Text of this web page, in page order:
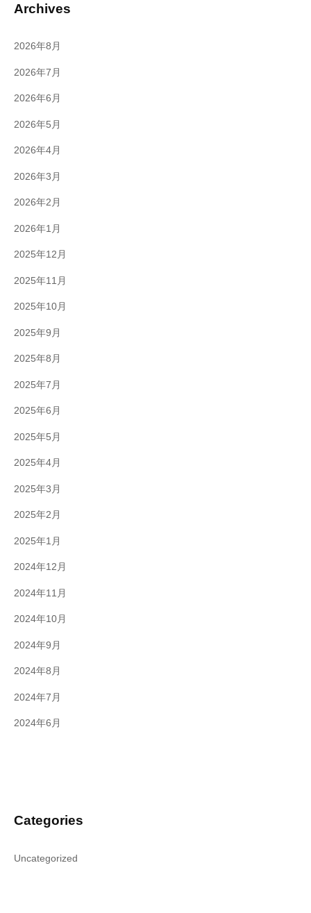
Archives
2026年8月
2026年7月
2026年6月
2026年5月
2026年4月
2026年3月
2026年2月
2026年1月
2025年12月
2025年11月
2025年10月
2025年9月
2025年8月
2025年7月
2025年6月
2025年5月
2025年4月
2025年3月
2025年2月
2025年1月
2024年12月
2024年11月
2024年10月
2024年9月
2024年8月
2024年7月
2024年6月
Categories
Uncategorized